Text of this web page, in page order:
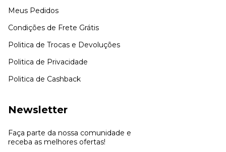
Meus Pedidos
Condições de Frete Grátis
Politica de Trocas e Devoluções
Politica de Privacidade
Politica de Cashback
Newsletter
Faça parte da nossa comunidade e
receba as melhores ofertas!